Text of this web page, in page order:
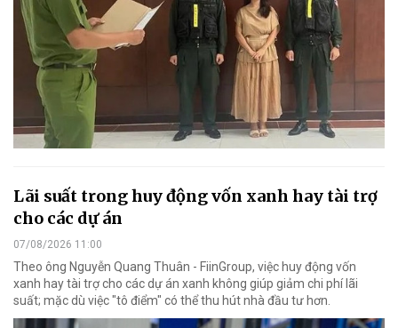
Lãi suất trong huy động vốn xanh hay tài trợ
cho các dự án
07/08/2026 11:00
Theo ông Nguyễn Quang Thuân - FiinGroup, việc huy động vốn
xanh hay tài trợ cho các dự án xanh không giúp giảm chi phí lãi
suất; mặc dù việc "tô điểm" có thể thu hút nhà đầu tư hơn.